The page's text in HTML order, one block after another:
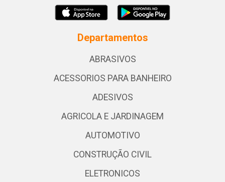
Departamentos
ABRASIVOS
ACESSORIOS PARA BANHEIRO
ADESIVOS
AGRICOLA E JARDINAGEM
AUTOMOTIVO
CONSTRUÇÃO CIVIL
ELETRONICOS